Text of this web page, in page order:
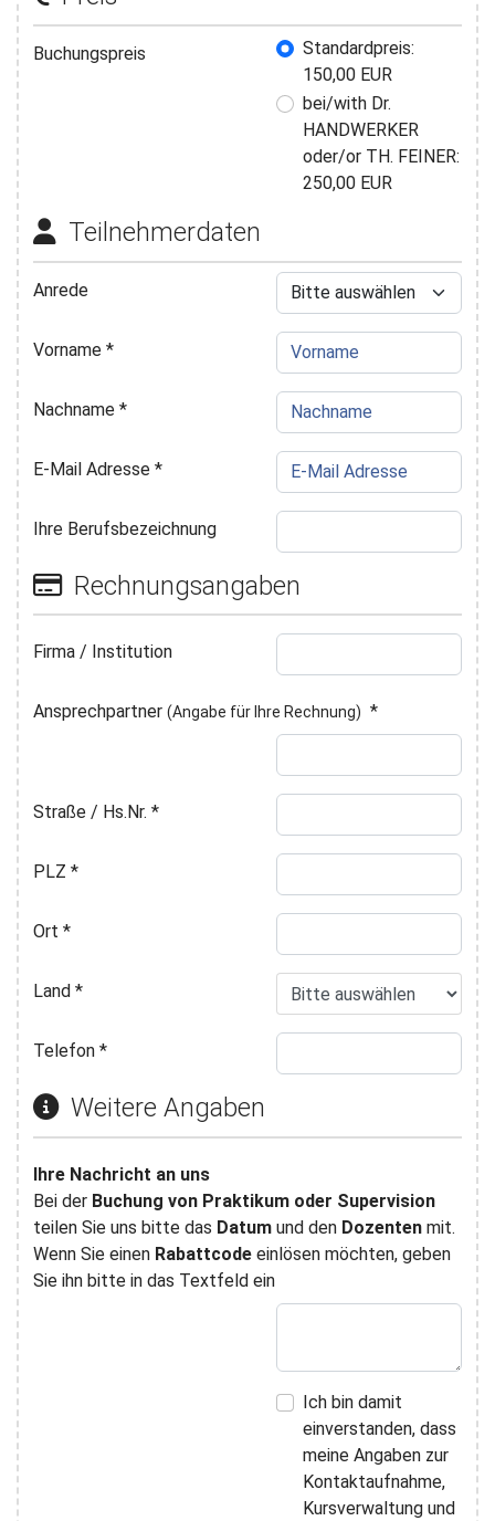
Buchungspreis Buchungspreis
Standardpreis:
150,00 EUR
bei/with Dr.
HANDWERKER
oder/or TH. FEINER:
250,00 EUR
Teilnehmerdaten
Anrede
Vorname*
Nachname*
E-Mail Adresse*
Ihre Berufsbezeichnung
Rechnungsangaben
Firma / Institution
Ansprechpartner (Angabe für Ihre Rechnung) *
Straße / Hs.Nr. *
PLZ *
Ort *
Land *
Telefon*
Weitere Angaben
Ihre Nachricht an uns
Bei der Buchung von Praktikum oder Supervision
teilen Sie uns bitte das Datum und den Dozentenmit.
Wenn Sie einen Rabattcodeeinlösen möchten, geben
Sie ihn bitte in das Textfeld ein
Ich bin damit
einverstanden, dass
meine Angaben zur
Kontaktaufnahme,
Kursverwaltung und